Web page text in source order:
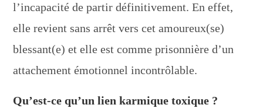
l’incapacité de partir définitivement. En effet,
elle revient sans arrêt vers cet amoureux(se)
blessant(e) et elle est comme prisonnière d’un
attachement émotionnel incontrôlable.
Qu’est-ce qu’un lien karmique toxique ?